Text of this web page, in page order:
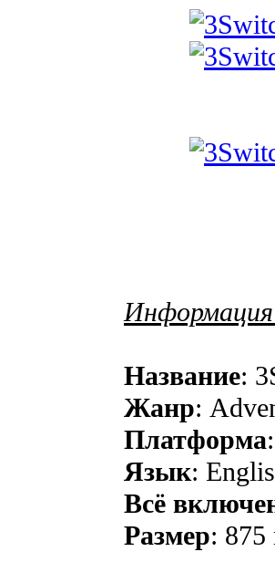
Информация
Название:
Жанр:
Платформа
Язык:
Всё
Размер: 875